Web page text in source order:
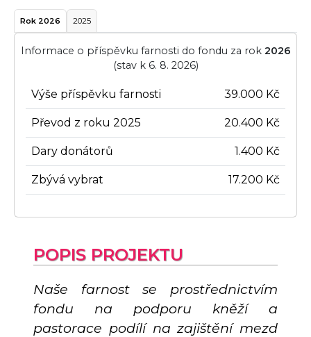
Rok 2026 2025
Informace o příspěvku farnosti do fondu za rok 2026
(stav k 6. 8. 2026)
Výše příspěvku farnosti 39.000 Kč
Převod z roku 2025 20.400 Kč
Dary donátorů 1.400 Kč
Zbývá vybrat 17.200 Kč
POPIS PROJEKTU
Naše farnost se prostřednictvím
fondu na podporu kněží a
pastorace podílí na zajištění mezd